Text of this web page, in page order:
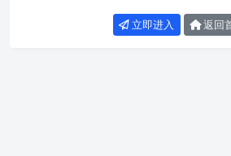
立即进入 返回